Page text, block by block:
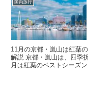
国内旅行
11月の京都・嵐山は紅葉
解説 京都・嵐山は、四季
月は紅葉のベストシーズ